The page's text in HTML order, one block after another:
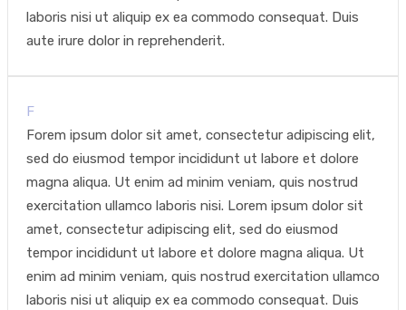
laboris nisi ut aliquip ex ea commodo consequat. Duis
aute irure dolor in reprehenderit.
F
Forem ipsum dolor sit amet, consectetur adipiscing elit,
sed do eiusmod tempor incididunt ut labore et dolore
magna aliqua. Ut enim ad minim veniam, quis nostrud
exercitation ullamco laboris nisi. Lorem ipsum dolor sit
amet, consectetur adipiscing elit, sed do eiusmod
tempor incididunt ut labore et dolore magna aliqua. Ut
enim ad minim veniam, quis nostrud exercitation ullamco
laboris nisi ut aliquip ex ea commodo consequat. Duis